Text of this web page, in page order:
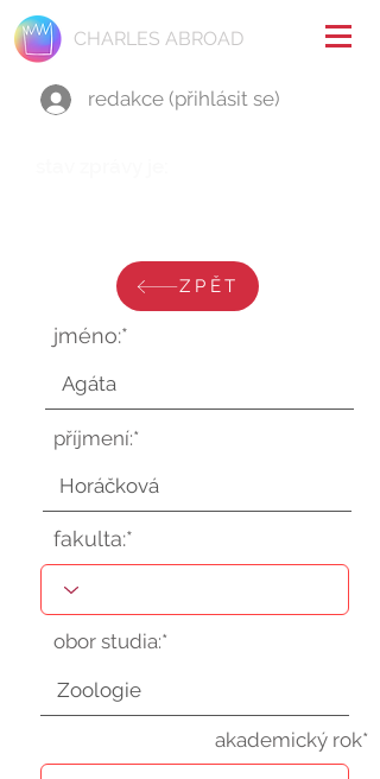
CHARLES ABROAD
redakce (přihlásit se)
ZPĚT
jméno:*
příjmení:*
fakulta:*
obor studia:*
akademický rok*